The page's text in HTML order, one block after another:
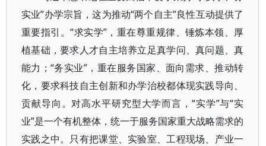
实业”办学宗旨，这为推动“两个自主”良性互动提供了
重要指引。“求实学”，重在尊重规律、锤炼本领、厚
植基础，要求人才自主培养立足真学问、真问题、真
能力；“务实业”，重在服务国家、面向需求、推动转
化，要求科技自主创新和办学治校都体现实践导向、
贡献导向。对高水平研究型大学而言，“实学”与“实
业”是一个有机整体，统一于服务国家重大战略需求的
实践之中。只有把课堂、实验室、工程现场、产业一